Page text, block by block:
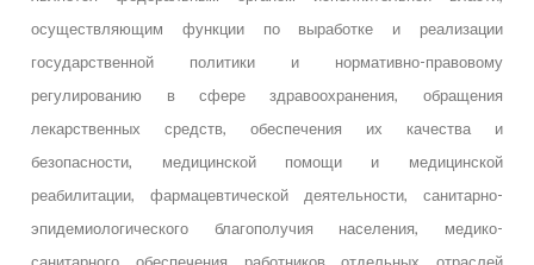
осуществляющим функции по выработке и реализации
государственной политики и нормативно-правовому
регулированию в сфере здравоохранения, обращения
лекарственных средств, обеспечения их качества и
безопасности, медицинской помощи и медицинской
реабилитации, фармацевтической деятельности, санитарно-
эпидемиологического благополучия населения, медико-